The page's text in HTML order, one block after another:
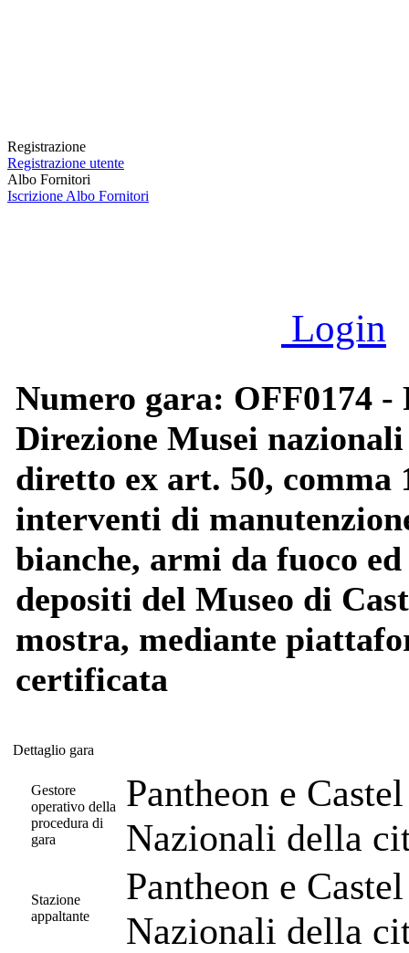
Registrazione
Registrazione utente
Albo Fornitori
Iscrizione Albo Fornitori
Login
Numero gara: OFF0174 -
Direzione Musei
diretto ex art. 50, comma
interventi di
bianche, armi da fuoco
depositi del Museo di
mostra, mediante
certificata
Dettaglio gara
Gestore
operativo della
procedura di
gara
Pantheon e
Nazionali della
Stazione
appaltante
Pantheon e
Nazionali della